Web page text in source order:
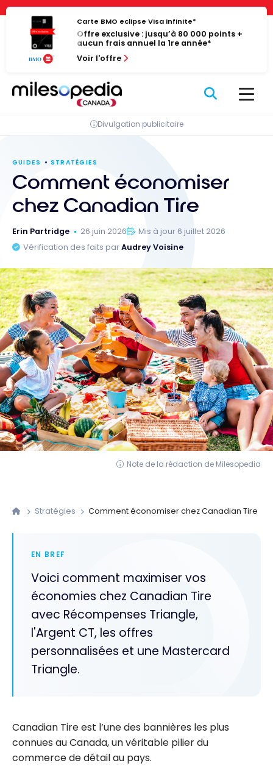
Panneau de gestion des cookies
Passer
contenu
Carte BMO eclipse Visa Infinite*
Offre exclusive : jusqu’à 80 000 points +
aucun frais annuel la 1re année*
Voir l'offre
Divulgation publicitaire
GUIDES STRATÉGIES
Comment économiser
chez Canadian Tire
Erin Partridge 26 juin 2026
Mis à jour 6 juillet 2026
Vérification des faits parAudrey Voisine
Note de la rédaction de Milesopedia
Stratégies Comment économiser chez Canadian Tire
EN BREF
Voici comment maximiser vos
économies chez Canadian Tire
avec Récompenses Triangle,
l'Argent CT, les offres
personnalisées et une Mastercard
Triangle.
Canadian Tire est l’une des bannières les plus
connues au Canada, un véritable pilier du
commerce de détail au pays.